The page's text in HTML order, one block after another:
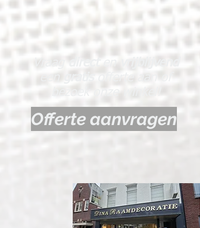
Vraagdirect en vrijblijvend
gratis
offerte aan of
bezoek onze winkel!
Offerte aanvragen